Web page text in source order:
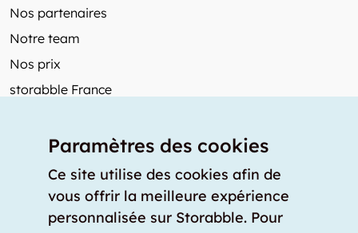
Nos partenaires
Notre team
Nos prix
storabble France
Articles de presse
Comment calculer la capacité d'un garde-meuble?
Quel est le tarif moyen d'un garde-meuble?
Paramètres des cookies
Ce site utilise des cookies afin de
vous offrir la meilleure expérience
personnalisée sur Storabble. Pour